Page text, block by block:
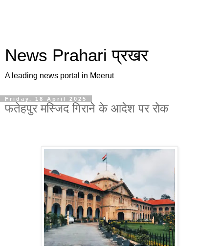
News Prahari प्रखर
A leading news portal in Meerut
Friday, 18 April 2025
फतेहपुर मस्जिद गिराने के आदेश पर रोक